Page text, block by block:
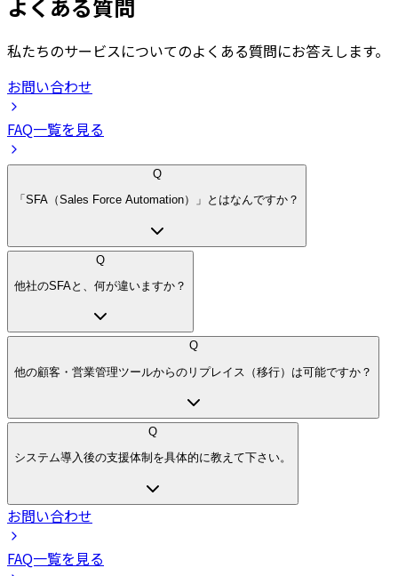
よくある質問
私たちのサービスについてのよくある質問にお答えします。
お問い合わせ
FAQ一覧を見る
Q
「SFA（Sales Force Automation）」とはなんですか？
Q
他社のSFAと、何が違いますか？
Q
他の顧客・営業管理ツールからのリプレイス（移行）は可能ですか？
Q
システム導入後の支援体制を具体的に教えて下さい。
お問い合わせ
FAQ一覧を見る